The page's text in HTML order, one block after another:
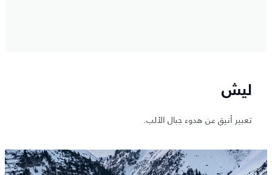
ليش
تعبير أنيق عن هدوء جبال الألب.